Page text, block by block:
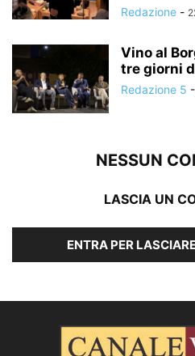
Redazione -
Vino al
tre giorni
Redazione 5 -
NESSUN
LASCIA UN
ENTRA PER